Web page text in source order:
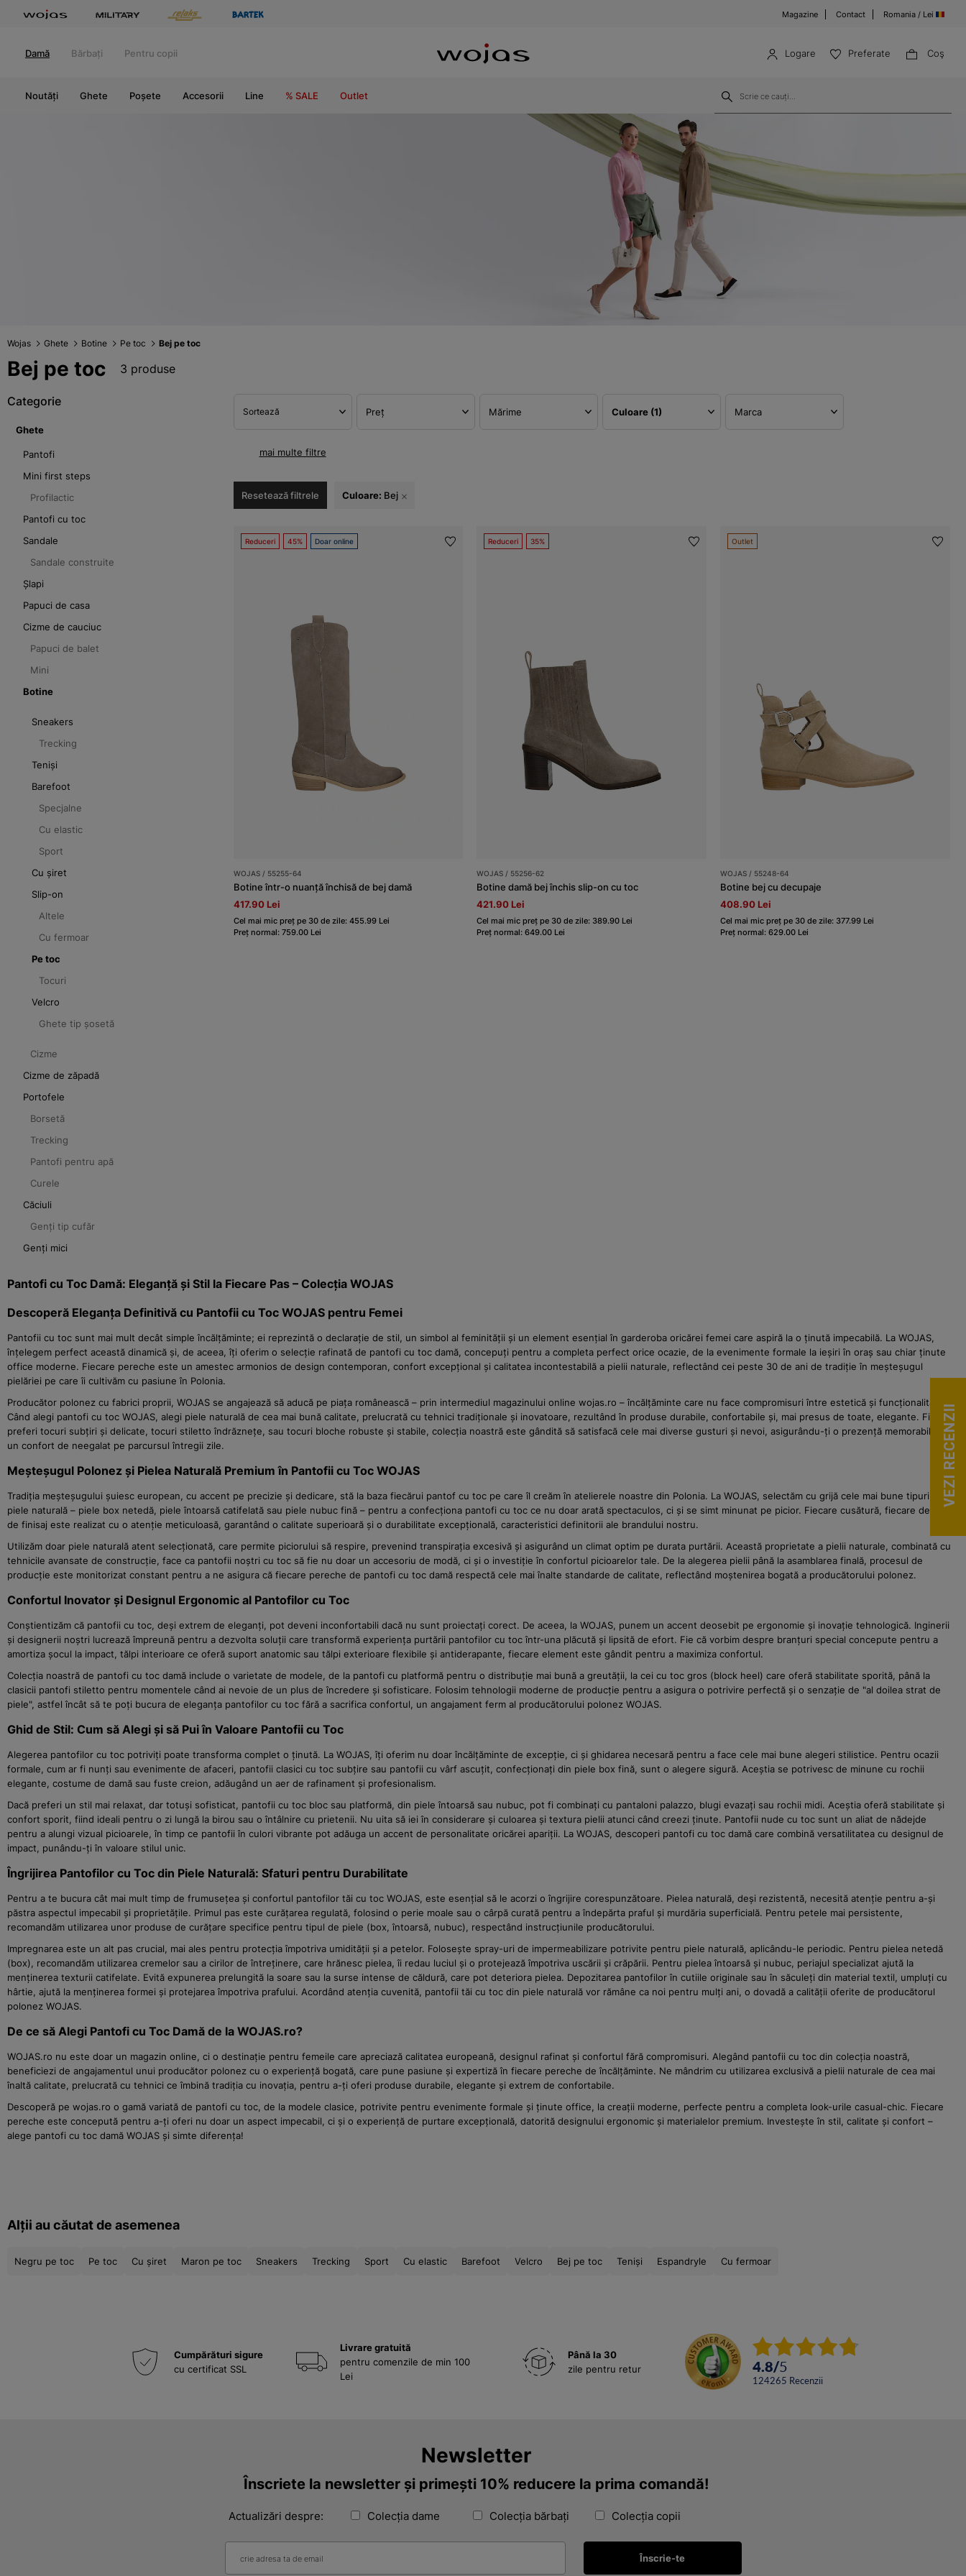
Magazine Contact Romania / Lei
Damă Bărbați Pentru copii Logare Preferate Coş
Noutăți Ghete Poșete Accesorii Line % SALE Outlet
Wojas Ghete Botine Pe toc Bej pe toc
Bej pe toc 3 produse
Categorie
Ghete
Pantofi
Mini first steps
Profilactic
Pantofi cu toc
Sandale
Sandale construite
Șlapi
Papuci de casa
Cizme de cauciuc
Papuci de balet
Mini
Botine
Sneakers
Trecking
Teniși
Barefoot
Specjalne
Cu elastic
Sport
Cu șiret
Slip-on
Altele
Cu fermoar
Pe toc
Tocuri
Velcro
Ghete tip șosetă
Cizme
Cizme de zăpadă
Portofele
Borsetă
Trecking
Pantofi pentru apă
Curele
Căciuli
Genți tip cufăr
Genți mici
Sortează Preț Mărime Culoare (1) Marca
mai multe filtre
Resetează filtrele Culoare: Bej
Reduceri 45% Doar online
WOJAS / 55255-64
Botine într-o nuanță închisă de bej damă
417.90 Lei
Cel mai mic preț pe 30 de zile: 455.99 Lei
Preț normal: 759.00 Lei
Reduceri 35%
WOJAS / 55256-62
Botine damă bej închis slip-on cu toc
421.90 Lei
Cel mai mic preț pe 30 de zile: 389.90 Lei
Preț normal: 649.00 Lei
Outlet
WOJAS / 55248-64
Botine bej cu decupaje
408.90 Lei
Cel mai mic preț pe 30 de zile: 377.99 Lei
Preț normal: 629.00 Lei
Pantofi cu Toc Damă: Eleganță și Stil la Fiecare Pas – Colecția WOJAS
Descoperă Eleganța Definitivă cu Pantofii cu Toc WOJAS pentru Femei
Pantofii cu toc sunt mai mult decât simple încălțăminte; ei reprezintă o declarație de stil, un simbol al feminității și un element esențial în garderoba oricărei femei care aspiră la o ținută impecabilă. La WOJAS,
înțelegem perfect această dinamică și, de aceea, îți oferim o selecție rafinată de pantofi cu toc damă, concepuți pentru a completa perfect orice ocazie, de la evenimente formale la ieșiri în oraș sau chiar ținute
office moderne. Fiecare pereche este un amestec armonios de design contemporan, confort excepțional și calitatea incontestabilă a pielii naturale, reflectând cei peste 30 de ani de tradiție în meșteșugul
pielăriei pe care îi cultivăm cu pasiune în Polonia.
Producător polonez cu fabrici proprii, WOJAS se angajează să aducă pe piața românească – prin intermediul magazinului online wojas.ro – încălțăminte care nu face compromisuri între estetică și funcționalitate.
Când alegi pantofi cu toc WOJAS, alegi piele naturală de cea mai bună calitate, prelucrată cu tehnici tradiționale și inovatoare, rezultând în produse durabile, confortabile și, mai presus de toate, elegante. Fie că
preferi tocuri subțiri și delicate, tocuri stiletto îndrăznețe, sau tocuri bloche robuste și stabile, colecția noastră este gândită să satisfacă cele mai diverse gusturi și nevoi, asigurându-ți o prezență memorabilă și
un confort de neegalat pe parcursul întregii zile.
Meșteșugul Polonez și Pielea Naturală Premium în Pantofii cu Toc WOJAS
Tradiția meșteșugului șuiesc european, cu accent pe precizie și dedicare, stă la baza fiecărui pantof cu toc pe care îl creăm în atelierele noastre din Polonia. La WOJAS, selectăm cu grijă cele mai bune tipuri de
piele naturală – piele box netedă, piele întoarsă catifelată sau piele nubuc fină – pentru a confecționa pantofi cu toc ce nu doar arată spectaculos, ci și se simt minunat pe picior. Fiecare cusătură, fiecare detaliu
de finisaj este realizat cu o atenție meticuloasă, garantând o calitate superioară și o durabilitate excepțională, caracteristici definitorii ale brandului nostru.
Utilizăm doar piele naturală atent selecționată, care permite piciorului să respire, prevenind transpirația excesivă și asigurând un climat optim pe durata purtării. Această proprietate a pielii naturale, combinată cu
tehnicile avansate de construcție, face ca pantofii noștri cu toc să fie nu doar un accesoriu de modă, ci și o investiție în confortul picioarelor tale. De la alegerea pielii până la asamblarea finală, procesul de
producție este monitorizat constant pentru a ne asigura că fiecare pereche de pantofi cu toc damă respectă cele mai înalte standarde de calitate, reflectând moștenirea bogată a producătorului polonez.
Confortul Inovator și Designul Ergonomic al Pantofilor cu Toc
Conștientizăm că pantofii cu toc, deși extrem de eleganți, pot deveni inconfortabili dacă nu sunt proiectați corect. De aceea, la WOJAS, punem un accent deosebit pe ergonomie și inovație tehnologică. Inginerii
și designerii noștri lucrează împreună pentru a dezvolta soluții care transformă experiența purtării pantofilor cu toc într-una plăcută și lipsită de efort. Fie că vorbim despre branțuri special concepute pentru a
amortiza șocul la impact, tălpi interioare ce oferă suport anatomic sau tălpi exterioare flexibile și antiderapante, fiecare element este gândit pentru a maximiza confortul.
Colecția noastră de pantofi cu toc damă include o varietate de modele, de la pantofi cu platformă pentru o distribuție mai bună a greutății, la cei cu toc gros (block heel) care oferă stabilitate sporită, până la
clasicii pantofi stiletto pentru momentele când ai nevoie de un plus de încredere și sofisticare. Folosim tehnologii moderne de producție pentru a asigura o potrivire perfectă și o senzație de "al doilea strat de
piele", astfel încât să te poți bucura de eleganța pantofilor cu toc fără a sacrifica confortul, un angajament ferm al producătorului polonez WOJAS.
Ghid de Stil: Cum să Alegi și să Pui în Valoare Pantofii cu Toc
Alegerea pantofilor cu toc potriviți poate transforma complet o ținută. La WOJAS, îți oferim nu doar încălțăminte de excepție, ci și ghidarea necesară pentru a face cele mai bune alegeri stilistice. Pentru ocazii
formale, cum ar fi nunți sau evenimente de afaceri, pantofii clasici cu toc subțire sau pantofii cu vârf ascuțit, confecționați din piele box fină, sunt o alegere sigură. Aceștia se potrivesc de minune cu rochii
elegante, costume de damă sau fuste creion, adăugând un aer de rafinament și profesionalism.
Dacă preferi un stil mai relaxat, dar totuși sofisticat, pantofii cu toc bloc sau platformă, din piele întoarsă sau nubuc, pot fi combinați cu pantaloni palazzo, blugi evazați sau rochii midi. Aceștia oferă stabilitate și
confort sporit, fiind ideali pentru o zi lungă la birou sau o întâlnire cu prietenii. Nu uita să iei în considerare și culoarea și textura pielii atunci când creezi ținute. Pantofii nude cu toc sunt un aliat de nădejde
pentru a alungi vizual picioarele, în timp ce pantofii în culori vibrante pot adăuga un accent de personalitate oricărei apariții. La WOJAS, descoperi pantofi cu toc damă care combină versatilitatea cu designul de
impact, punându-ți în valoare stilul unic.
Îngrijirea Pantofilor cu Toc din Piele Naturală: Sfaturi pentru Durabilitate
Pentru a te bucura cât mai mult timp de frumusețea și confortul pantofilor tăi cu toc WOJAS, este esențial să le acorzi o îngrijire corespunzătoare. Pielea naturală, deși rezistentă, necesită atenție pentru a-și
păstra aspectul impecabil și proprietățile. Primul pas este curățarea regulată, folosind o perie moale sau o cârpă curată pentru a îndepărta praful și murdăria superficială. Pentru petele mai persistente,
recomandăm utilizarea unor produse de curățare specifice pentru tipul de piele (box, întoarsă, nubuc), respectând instrucțiunile producătorului.
Impregnarea este un alt pas crucial, mai ales pentru protecția împotriva umidității și a petelor. Folosește spray-uri de impermeabilizare potrivite pentru piele naturală, aplicându-le periodic. Pentru pielea netedă
(box), recomandăm utilizarea cremelor sau a cirilor de întreținere, care hrănesc pielea, îi redau luciul și o protejează împotriva uscării și crăpării. Pentru pielea întoarsă și nubuc, periajul specializat ajută la
menținerea texturii catifelate. Evită expunerea prelungită la soare sau la surse intense de căldură, care pot deteriora pielea. Depozitarea pantofilor în cutiile originale sau în săculeți din material textil, umpluți cu
hârtie, ajută la menținerea formei și protejarea împotriva prafului. Acordând atenția cuvenită, pantofii tăi cu toc din piele naturală vor rămâne ca noi pentru mulți ani, o dovadă a calității oferite de producătorul
polonez WOJAS.
De ce să Alegi Pantofi cu Toc Damă de la WOJAS.ro?
WOJAS.ro nu este doar un magazin online, ci o destinație pentru femeile care apreciază calitatea europeană, designul rafinat și confortul fără compromisuri. Alegând pantofii cu toc din colecția noastră,
beneficiezi de angajamentul unui producător polonez cu o experiență bogată, care pune pasiune și expertiză în fiecare pereche de încălțăminte. Ne mândrim cu utilizarea exclusivă a pielii naturale de cea mai
înaltă calitate, prelucrată cu tehnici ce îmbină tradiția cu inovația, pentru a-ți oferi produse durabile, elegante și extrem de confortabile.
Descoperă pe wojas.ro o gamă variată de pantofi cu toc, de la modele clasice, potrivite pentru evenimente formale și ținute office, la creații moderne, perfecte pentru a completa look-urile casual-chic. Fiecare
pereche este concepută pentru a-ți oferi nu doar un aspect impecabil, ci și o experiență de purtare excepțională, datorită designului ergonomic și materialelor premium. Investește în stil, calitate și confort –
alege pantofi cu toc damă WOJAS și simte diferența!
Alții au căutat de asemenea
Negru pe toc Pe toc Cu șiret Maron pe toc Sneakers Trecking Sport Cu elastic Barefoot Velcro Bej pe toc Teniși Espandryle Cu fermoar
Cumpărături sigure
cu certificat SSL
Livrare gratuită
pentru comenzile de min 100
Lei
Până la 30
zile pentru retur
4.8/5
124265 Recenzii
Newsletter
Înscriete la newsletter și primești 10% reducere la prima comandă!
Actualizări despre: Colecția dame Colecția bărbați Colecția copii
VEZI RECENZII